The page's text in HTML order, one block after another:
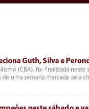
Guth, Silva e
(CBA), foi finalizada
de uma semana marcada pela